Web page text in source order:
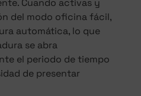
Cuando activas y
del modo oficina fácil,
automática, lo que
se abra
el periodo de tiempo
de presentar